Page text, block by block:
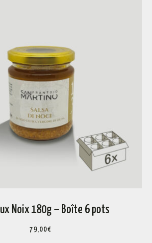
Noix 180g – Boîte 6 pots
79,00€